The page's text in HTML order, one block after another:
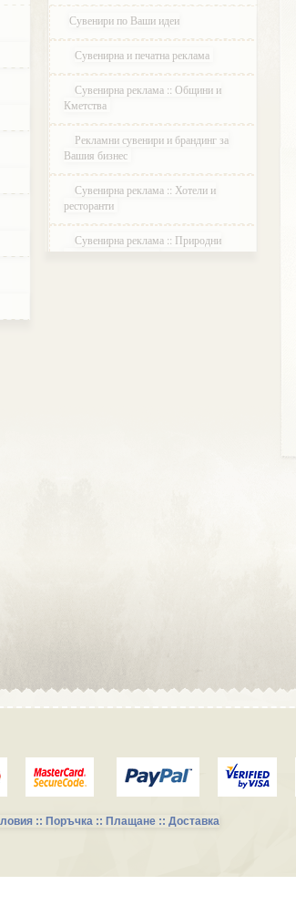
Сувенири по Ваши идеи
Сувенирна и печатна реклама
Сувенирна реклама :: Общини и
Кметства
Рекламни сувенири и брандинг за
Вашия бизнес
Сувенирна реклама :: Хотели и
ресторанти
Сувенирна реклама :: Природни
паркове и Резервати
:: Поръчка :: Плащане :: Доставка